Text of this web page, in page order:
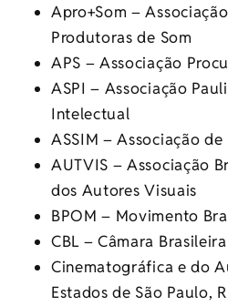
Apro+Som –
Produtoras de Som
APS – Associação
ASPI – Associação
Intelectual
ASSIM – Associação
AUTVIS – Associação
dos Autores Visuais
BPOM – Movimento
CBL – Câmara
Cinematográfica e do
Estados de São Paulo,